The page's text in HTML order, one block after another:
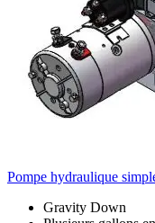
Pompe hydraulique
Gravity Down